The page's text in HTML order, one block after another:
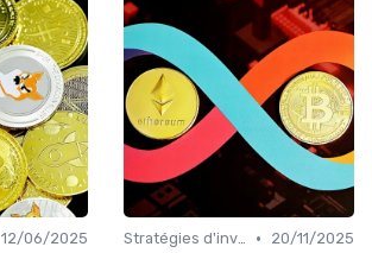
12/06/2025
Stratégies d'investissement •
20/11/2025